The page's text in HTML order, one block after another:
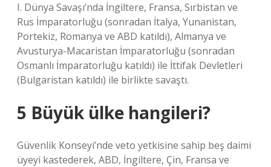
I. Dünya Savaşı’nda İngiltere, Fransa, Sırbistan ve
Rus İmparatorluğu (sonradan İtalya, Yunanistan,
Portekiz, Romanya ve ABD katıldı), Almanya ve
Avusturya-Macaristan İmparatorluğu (sonradan
Osmanlı İmparatorluğu katıldı) ile İttifak Devletleri
(Bulgaristan katıldı) ile birlikte savaştı.
5 Büyük ülke hangileri?
Güvenlik Konseyi’nde veto yetkisine sahip beş daimi
üyeyi kastederek, ABD, İngiltere, Çin, Fransa ve